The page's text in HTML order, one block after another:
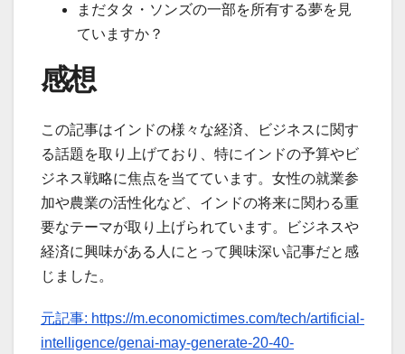
まだタタ・ソンズの一部を所有する夢を見
ていますか？
感想
この記事はインドの様々な経済、ビジネスに関す
る話題を取り上げており、特にインドの予算やビ
ジネス戦略に焦点を当てています。女性の就業参
加や農業の活性化など、インドの将来に関わる重
要なテーマが取り上げられています。ビジネスや
経済に興味がある人にとって興味深い記事だと感
じました。
元記事: https://m.economictimes.com/tech/artificial-
intelligence/genai-may-generate-20-40-